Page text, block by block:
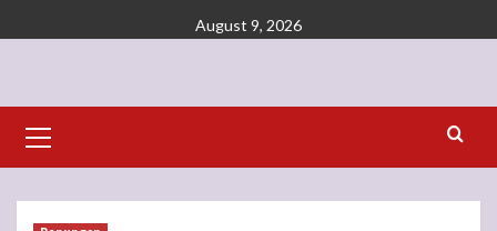
to
August 9, 2026
Menu